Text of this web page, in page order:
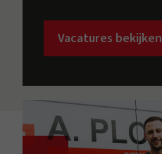
Vacatures bekijken